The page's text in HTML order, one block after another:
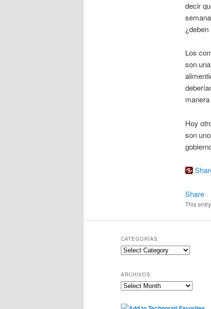
decir
Los
son
Hoy
son
Share
This
CATEGORÍAS
Categorías
ARCHIVOS
Archivos